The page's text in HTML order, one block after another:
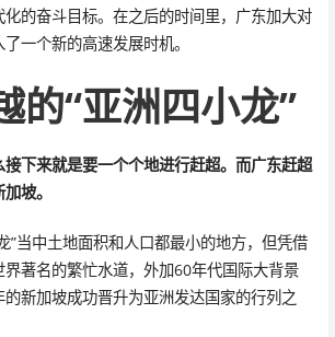
的奋斗目标。在之后的时间里，广东加大对
一个新的高速发展时机。
的“亚洲四小龙”
接下来就是要一个个地进行赶超。而广东赶超
坡。
”当中土地面积和人口都最小的地方，但凭借
著名的繁忙水道，外加60年代国际大背景
新加坡成功晋升为亚洲发达国家的行列之